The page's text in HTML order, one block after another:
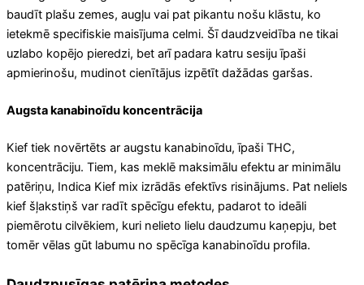
baudīt plašu zemes, augļu vai pat pikantu nošu klāstu, ko
ietekmē specifiskie maisījuma celmi. Šī daudzveidība ne tikai
uzlabo kopējo pieredzi, bet arī padara katru sesiju īpaši
apmierinošu, mudinot cienītājus izpētīt dažādas garšas.
Augsta kanabinoīdu koncentrācija
Kief tiek novērtēts ar augstu kanabinoīdu, īpaši THC,
koncentrāciju. Tiem, kas meklē maksimālu efektu ar minimālu
patēriņu, Indica Kief mix izrādās efektīvs risinājums. Pat neliels
kief šļakstiņš var radīt spēcīgu efektu, padarot to ideāli
piemērotu cilvēkiem, kuri nelieto lielu daudzumu kaņepju, bet
tomēr vēlas gūt labumu no spēcīga kanabinoīdu profila.